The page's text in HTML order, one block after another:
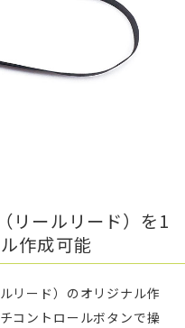
リールリード）を1
作成可能
リード）のオリジナル作
コントロールボタンで操